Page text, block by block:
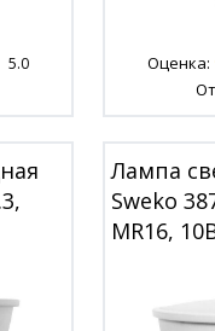
5.0 Оценка:
Лампа
Sweko
MR16,